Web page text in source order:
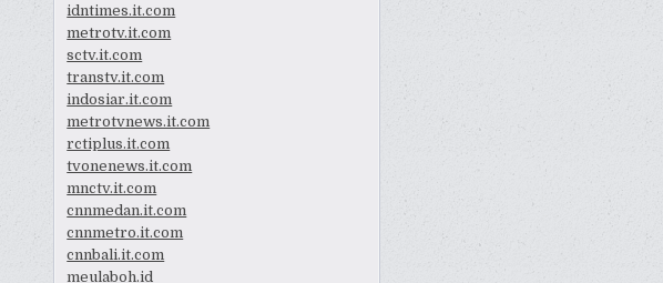
idntimes.it.com
metrotv.it.com
sctv.it.com
transtv.it.com
indosiar.it.com
metrotvnews.it.com
rctiplus.it.com
tvonenews.it.com
mnctv.it.com
cnnmedan.it.com
cnnmetro.it.com
cnnbali.it.com
meulaboh.id